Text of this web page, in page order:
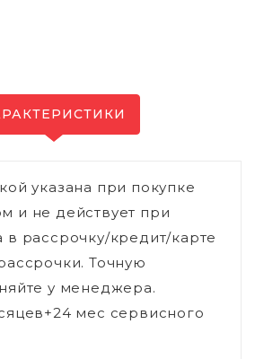
указана при покупке
и не действует при
в рассрочку/кредит/карте
Точную
у менеджера.
мес сервисного